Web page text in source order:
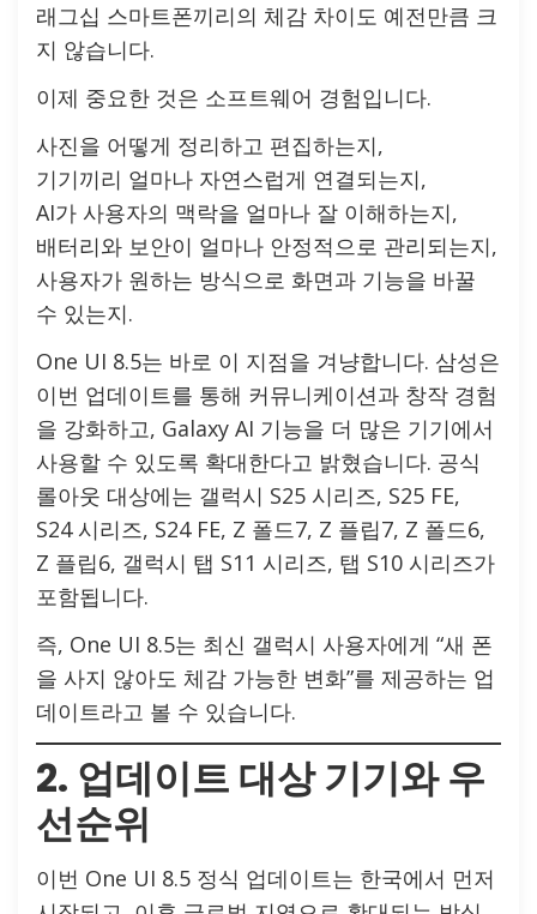
래그십 스마트폰끼리의 체감 차이도 예전만큼 크
지 않습니다.
이제 중요한 것은 소프트웨어 경험입니다.
사진을 어떻게 정리하고 편집하는지,
기기끼리 얼마나 자연스럽게 연결되는지,
AI가 사용자의 맥락을 얼마나 잘 이해하는지,
배터리와 보안이 얼마나 안정적으로 관리되는지,
사용자가 원하는 방식으로 화면과 기능을 바꿀
수 있는지.
One UI 8.5는 바로 이 지점을 겨냥합니다. 삼성은
이번 업데이트를 통해 커뮤니케이션과 창작 경험
을 강화하고, Galaxy AI 기능을 더 많은 기기에서
사용할 수 있도록 확대한다고 밝혔습니다. 공식
롤아웃 대상에는 갤럭시 S25 시리즈, S25 FE,
S24 시리즈, S24 FE, Z 폴드7, Z 플립7, Z 폴드6,
Z 플립6, 갤럭시 탭 S11 시리즈, 탭 S10 시리즈가
포함됩니다.
즉, One UI 8.5는 최신 갤럭시 사용자에게 “새 폰
을 사지 않아도 체감 가능한 변화”를 제공하는 업
데이트라고 볼 수 있습니다.
2. 업데이트 대상 기기와 우
선순위
이번 One UI 8.5 정식 업데이트는 한국에서 먼저